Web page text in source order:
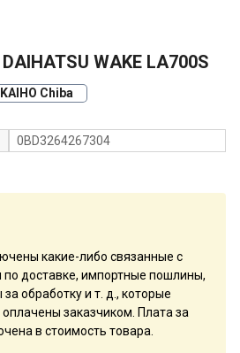
WAKE LA700S
KAIHO Chiba
0BD3264267304
какие-либо связанные с
по доставке, импортные пошлины,
обработку и т. д., которые
заказчиком. Плата за
в стоимость товара.